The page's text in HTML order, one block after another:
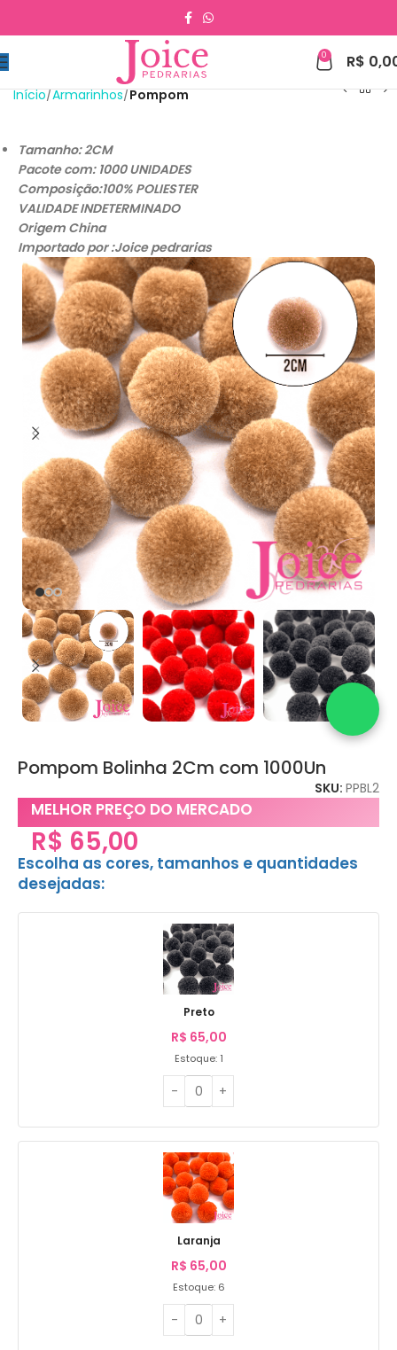
0 R$
Início Armarinhos Pompom
Tamanho: 2CM
Pacote com: 1000 UNIDADES
Composição:100% POLIESTER
VALIDADE INDETERMINADO
Origem China
Importado por :Joice pedrarias
Pompom Bolinha 2Cm com 1000Un
SKU: PPBL2
MELHOR PREÇO DO MERCADO
R$ 65,00
Escolha as cores, tamanhos e quantidades
desejadas:
Preto
R$ 65,00
Estoque: 1
Laranja
R$ 65,00
Estoque: 6